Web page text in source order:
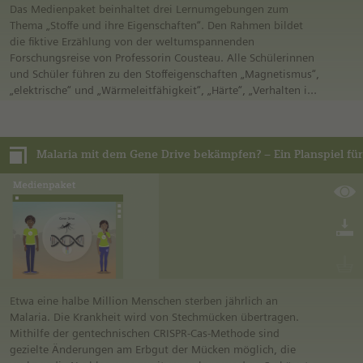
Die Teile A und B sind geeignet ab Klasse 7, die Medien aus
Teil C bieten sich ab der 10. Klasse an. Die Medien sind an der
Strategie der Kultusministerkonferenz „Bildung in der
digitalen Welt“ ausgerichtet. Je nach Lehrplan sind sie vor
allem für die Fächer Informatik, Technik, Sozialkunde und
Ethik geeignet.
Das Medienpaket beinhaltet drei Lernumgebungen zum
Thema „Stoffe und ihre Eigenschaften“. Den Rahmen bildet
die fiktive Erzählung von der weltumspannenden
Forschungsreise von Professorin Cousteau. Alle Schülerinnen
und Schüler führen zu den Stoffeigenschaften „Magnetismus“,
„elektrische“ und „Wärmeleitfähigkeit“, „Härte“, „Verhalten im
ausgewählten Stoffen Stoffsteckbriefe.
Das Thema kann in den Klassenstufen 5 und 6 der
Grundschule sowie der weiterführenden Schulen in
naturwissenschaftlich-technischen Unterrichtsfächern
eingesetzt werden. Die Materialien orientieren sich am
Rahmenlehrplan Berlin/Brandenburg und sind für den
inklusiven Unterricht konzipiert.
Die inklusiven Lernumgebungen sind auf die Potenziale und
Bedürfnisse von Schülerinnen und Schülern mit
zum Teil auch spezielle Medien zur Sprachförderung sowie
zur Förderung leistungsstarker Schülerinnen und Schüler: Alle
bearbeiten denselben Themenbereich, während ein
niederschwelliger Einstieg, gestufte Hilfen sowie vertiefende
Etwa eine halbe Million Menschen sterben jährlich an
Malaria. Die Krankheit wird von Stechmücken übertragen.
Mithilfe der gentechnischen CRISPR-Cas-Methode sind
gezielte Änderungen am Erbgut der Mücken möglich, die